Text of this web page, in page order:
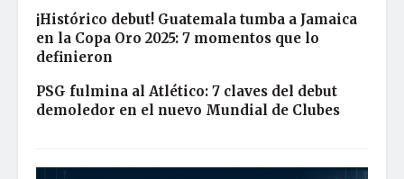
¡Histórico debut! Guatemala tumba a Jamaica
en la Copa Oro 2025: 7 momentos que lo
definieron
PSG fulmina al Atlético: 7 claves del debut
demoledor en el nuevo Mundial de Clubes